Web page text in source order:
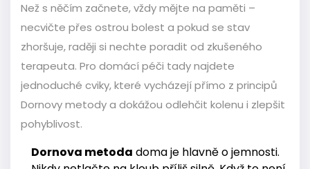
Než s něčím začnete, vždy mějte na paměti –
necvičte přes ostrou bolest a pokud se stav
zhoršuje, raději si nechte poradit od zkušeného
terapeuta. Pro domácí péči tady najdete
jednoduché cviky, které vycházejí přímo z principů
Dornovy metody a dokážou odlehčit kolenu i zlepšit
pohyblivost.
Dornova metoda doma je hlavně o jemnosti.